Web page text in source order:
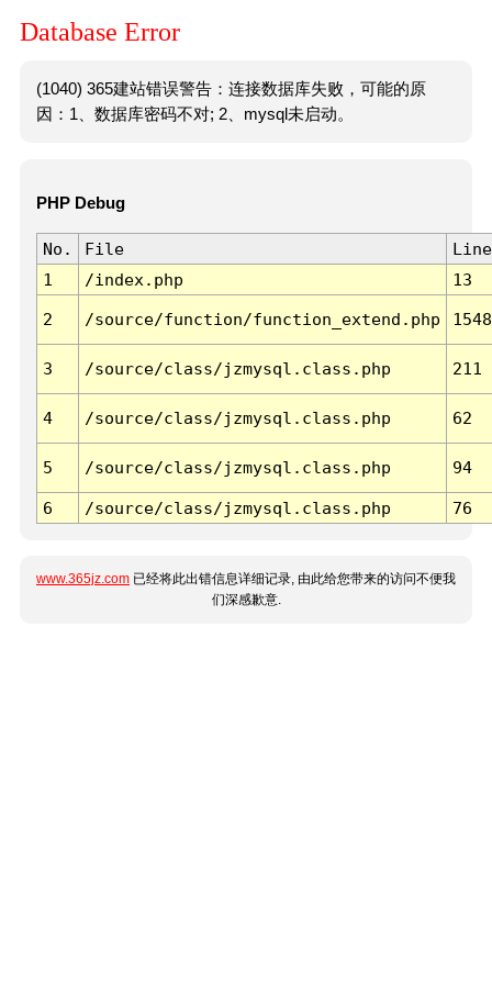
Database Error
(1040) 365建站错误警告：连接数据库失败，可能的原
因：1、数据库密码不对; 2、mysql未启动。
PHP Debug
No. File
Line
1
/index.php 13
2 /source/function/function_extend.php 1548
3 /source/class/jzmysql.class.php 211
4 /source/class/jzmysql.class.php 62
5 /source/class/jzmysql.class.php 94
6 /source/class/jzmysql.class.php 76
www.365jz.com 已经将此出错信息详细记录, 由此给您带来的访问不便我
们深感歉意.